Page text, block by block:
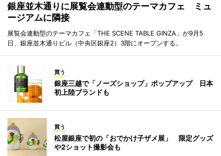
銀座並木通りに展覧会連動型のテーマカフェ ミュ
ージアムに隣接
展覧会連動型のテーマカフェ「THE SCENE TABLE GINZA」が9月5
日、銀座並木通りビル（中央区銀座2）3階にオープンする。
買う
銀座三越で「ノーズショップ」ポップアップ 日本
初上陸ブランドも
買う
松屋銀座で初の「おでかけ子ザメ展」 限定グッズ
や2ショット撮影会も